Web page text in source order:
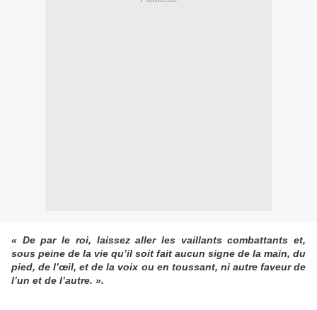
« De par le roi, laissez aller les vaillants combattants et,
sous peine de la vie qu’il soit fait aucun signe de la main, du
pied, de l’œil, et de la voix ou en toussant, ni autre faveur de
l’un et de l’autre. ».